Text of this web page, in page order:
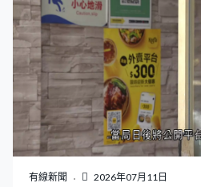
有線新聞 2026年07月11日